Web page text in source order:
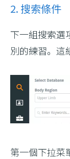
2. 搜索條件
下一組搜索選
別的練習。這
第一個下拉菜